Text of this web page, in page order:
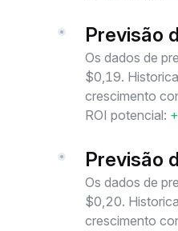
Previsão
Os dados de
$0,19.
crescimento
ROI potencial:
Previsão
Os dados de
$0,20.
crescimento